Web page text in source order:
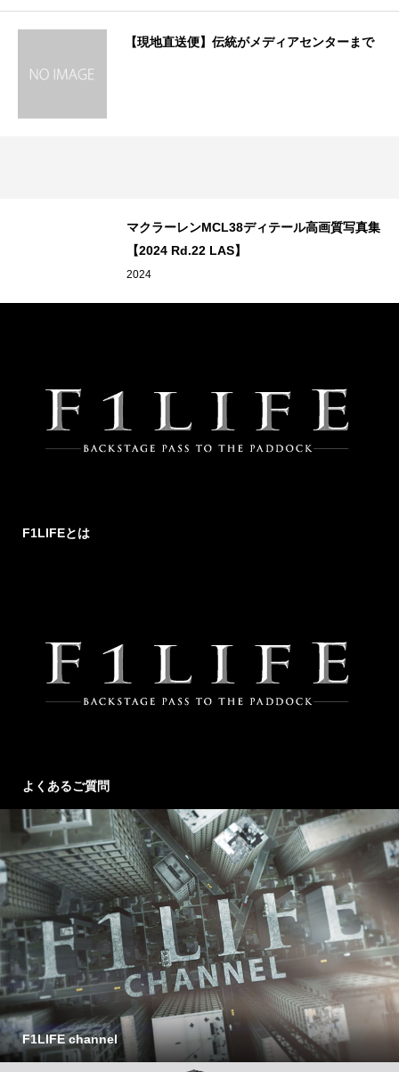
【現地直送便】伝統がメディアセンターまで
マクラーレンMCL38ディテール高画質写真集
【2024 Rd.22 LAS】
2024
F1LIFEとは
よくあるご質問
F1LIFE channel